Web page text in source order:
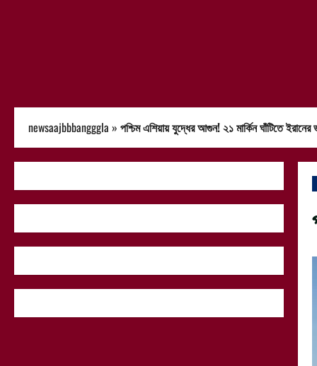
newsaajbbbangggla » পশ্চিম এশিয়ায় যুদ্ধের আগুন! ২১ মার্কিন ঘাঁটিতে